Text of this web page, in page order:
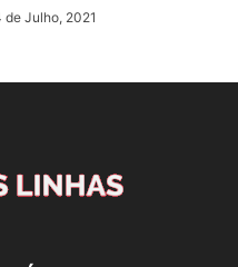
de Julho, 2021